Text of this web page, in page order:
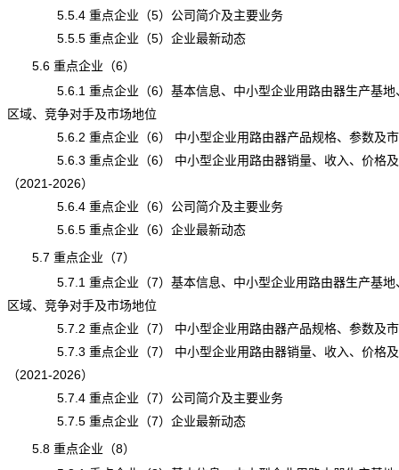
5.5.4 重点企业（5）公司简介及主要业务
5.5.5 重点企业（5）企业最新动态
5.6 重点企业（6）
5.6.1 重点企业（6）基本信息、中小型企业用路由器生产基地
区域、竞争对手及市场地位
5.6.2 重点企业（6） 中小型企业用路由器产品规格、参数及市
5.6.3 重点企业（6） 中小型企业用路由器销量、收入、价格及
（2021-2026）
5.6.4 重点企业（6）公司简介及主要业务
5.6.5 重点企业（6）企业最新动态
5.7 重点企业（7）
5.7.1 重点企业（7）基本信息、中小型企业用路由器生产基地
区域、竞争对手及市场地位
5.7.2 重点企业（7） 中小型企业用路由器产品规格、参数及市
5.7.3 重点企业（7） 中小型企业用路由器销量、收入、价格及
（2021-2026）
5.7.4 重点企业（7）公司简介及主要业务
5.7.5 重点企业（7）企业最新动态
5.8 重点企业（8）